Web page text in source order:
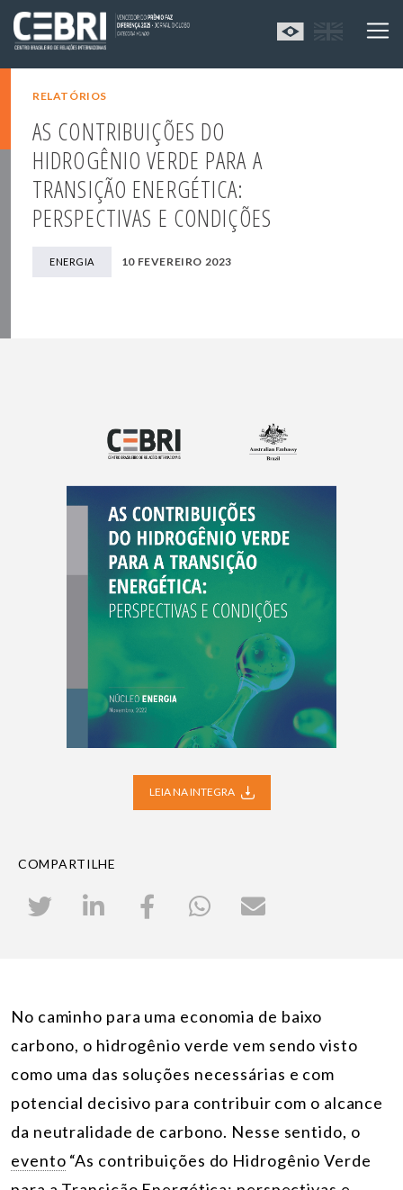
RELATÓRIOS
AS CONTRIBUIÇÕES DO
HIDROGÊNIO VERDE PARA A
TRANSIÇÃO ENERGÉTICA:
PERSPECTIVAS E CONDIÇÕES
ENERGIA 10 FEVEREIRO 2023
LEIA NA INTEGRA
COMPARTILHE
No caminho para uma economia de baixo
carbono, o hidrogênio verde vem sendo visto
como uma das soluções necessárias e com
potencial decisivo para contribuir com o alcance
da neutralidade de carbono. Nesse sentido, o
evento “As contribuições do Hidrogênio Verde